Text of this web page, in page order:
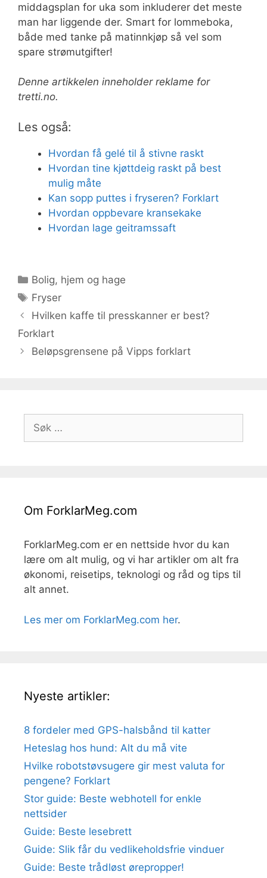
middagsplan for uka som inkluderer det meste
man har liggende der. Smart for lommeboka,
både med tanke på matinnkjøp så vel som
spare strømutgifter!
Denne artikkelen inneholder reklame for
tretti.no.
Les også:
Hvordan få gelé til å stivne raskt
Hvordan tine kjøttdeig raskt på best
mulig måte
Kan sopp puttes i fryseren? Forklart
Hvordan oppbevare kransekake
Hvordan lage geitramssaft
Kategorier
Bolig, hjem og hage
Stikkord
Fryser
Hvilken kaffe til presskanner er best?
Forklart
Beløpsgrensene på Vipps forklart
Søk
etter:
Om ForklarMeg.com
ForklarMeg.com er en nettside hvor du kan
lære om alt mulig, og vi har artikler om alt fra
økonomi, reisetips, teknologi og råd og tips til
alt annet.
Les mer om ForklarMeg.com her.
Nyeste artikler:
8 fordeler med GPS-halsbånd til katter
Heteslag hos hund: Alt du må vite
Hvilke robotstøvsugere gir mest valuta for
pengene? Forklart
Stor guide: Beste webhotell for enkle
nettsider
Guide: Beste lesebrett
Guide: Slik får du vedlikeholdsfrie vinduer
Guide: Beste trådløst ørepropper!